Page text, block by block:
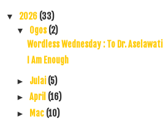
▼ 2026 (33)
▼ Ogos(2)
Wordless Wednesday : To Dr. Aselawati
I Am Enough
► Julai(5)
► April (16)
► Mac (10)